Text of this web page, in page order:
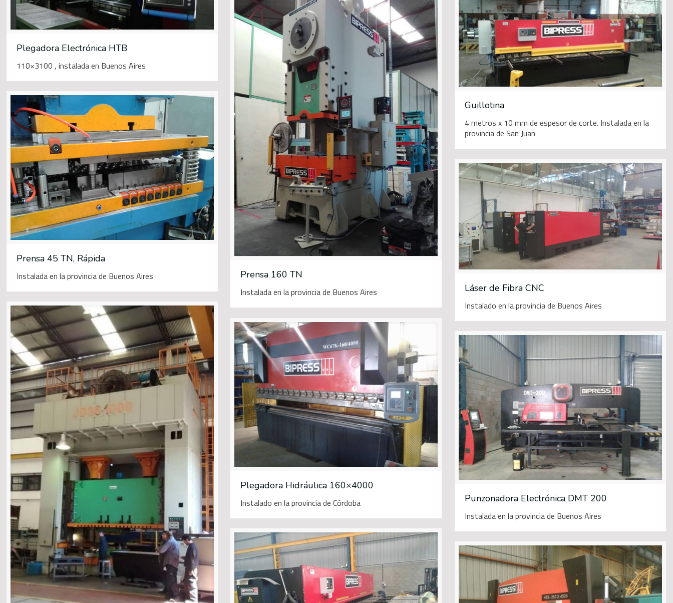
Plegadora Electrónica HTB
110×3100 , instalada en Buenos Aires
Guillotina
4 metros x 10 mm de espesor de corte. Instalada en la
provincia de San Juan
Prensa 160 TN
Instalada en la provincia de Buenos Aires
Prensa 45 TN, Rápida
Instalada en la provincia de Buenos Aires
Láser de Fibra CNC
Instalado en la provincia de Buenos Aires
Plegadora Hidráulica 160×4000
Instalado en la provincia de Córdoba
Punzonadora Electrónica DMT 200
Instalada en la provincia de Buenos Aires